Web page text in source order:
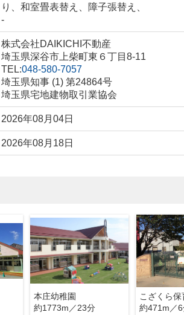
り、和室畳表替え、障子張替え、
-
株式会社DAIKICHI不動産
埼玉県深谷市上柴町東６丁目8-11
TEL:048-580-7057
埼玉県知事 (1) 第24864号
埼玉県宅地建物取引業協会
2026年08月04日
2026年08月18日
本庄幼稚園
約1773m／23分
こざくら保
約471m／